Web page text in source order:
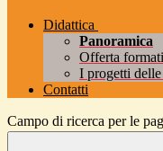
Didattica
Panoramica
Offerta
I progetti delle
Contatti
Campo di ricerca per le